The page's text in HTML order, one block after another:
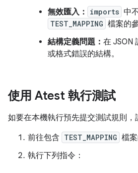
無效匯入：
imports 中
TEST_MAPPING 檔案的
結構定義問題： 在 JSON
或格式錯誤的結構。
使用 Atest 執行測試
如要在本機執行預先提交測試規則，
前往包含 TEST_MAPPING 檔案
執行下列指令：